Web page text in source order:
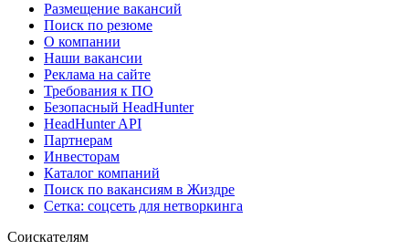
Размещение вакансий
Поиск по резюме
О компании
Наши вакансии
Реклама на сайте
Требования к ПО
Безопасный HeadHunter
HeadHunter API
Партнерам
Инвесторам
Каталог компаний
Поиск по вакансиям в Жиздре
Сетка: соцсеть для нетворкинга
Соискателям